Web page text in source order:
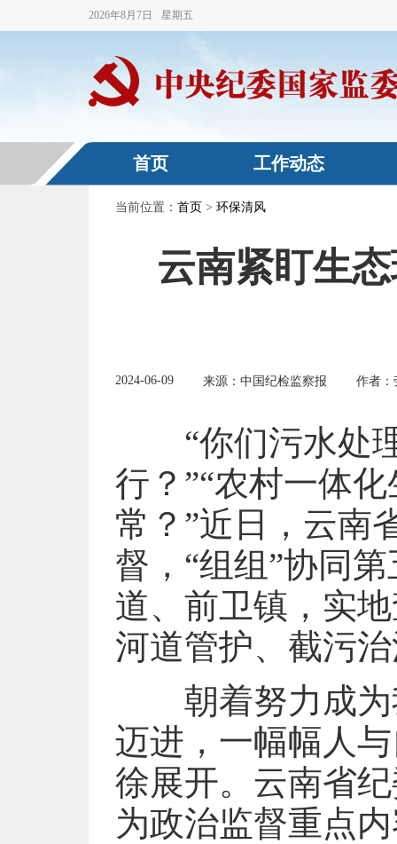
2026年8月 7 日 星期五
首页 工作动态
当前位置： 首页 > 环保清风
云南紧盯生
2024-06-09 来源：中国纪检监察报 作者：
“你们污水处
行？”“农村一体
常？”近日，云南
督，“组组”协同
道、前卫镇，实
河道管护、截污
朝着努力成为
迈进，一幅幅人
徐展开。云南省
为政治监督重点